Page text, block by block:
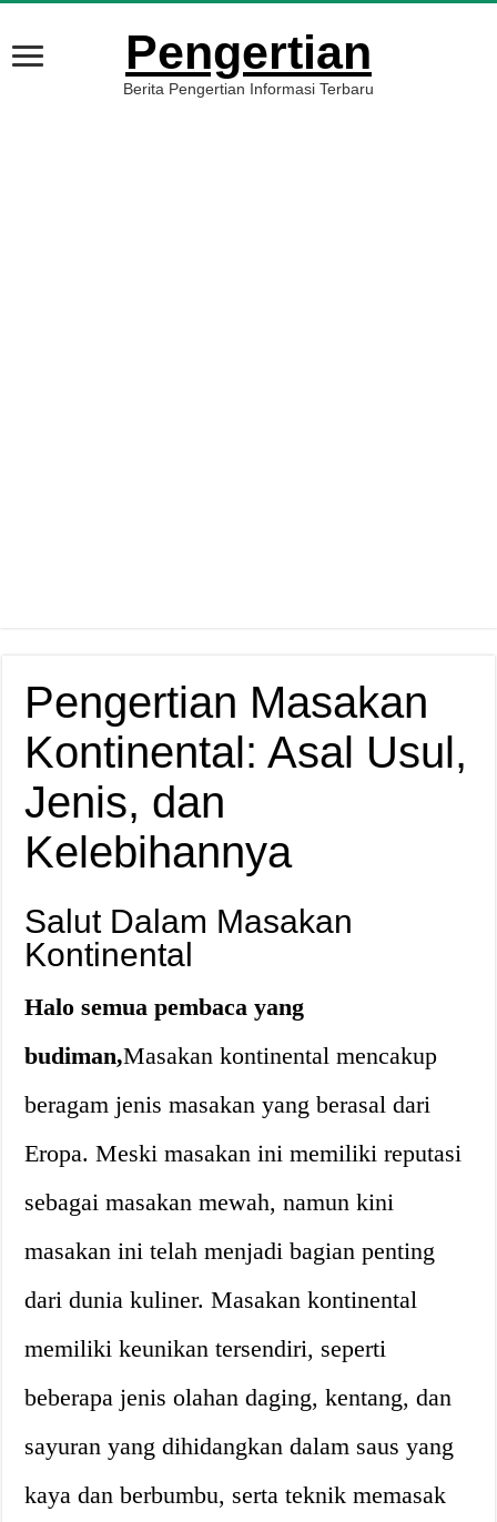
Pengertian
Berita Pengertian Informasi Terbaru
Pengertian Masakan
Kontinental: Asal Usul,
Jenis, dan
Kelebihannya
Salut Dalam Masakan
Kontinental
Halo semua pembaca yang
budiman,Masakan kontinental mencakup
beragam jenis masakan yang berasal dari
Eropa. Meski masakan ini memiliki reputasi
sebagai masakan mewah, namun kini
masakan ini telah menjadi bagian penting
dari dunia kuliner. Masakan kontinental
memiliki keunikan tersendiri, seperti
beberapa jenis olahan daging, kentang, dan
sayuran yang dihidangkan dalam saus yang
kaya dan berbumbu, serta teknik memasak